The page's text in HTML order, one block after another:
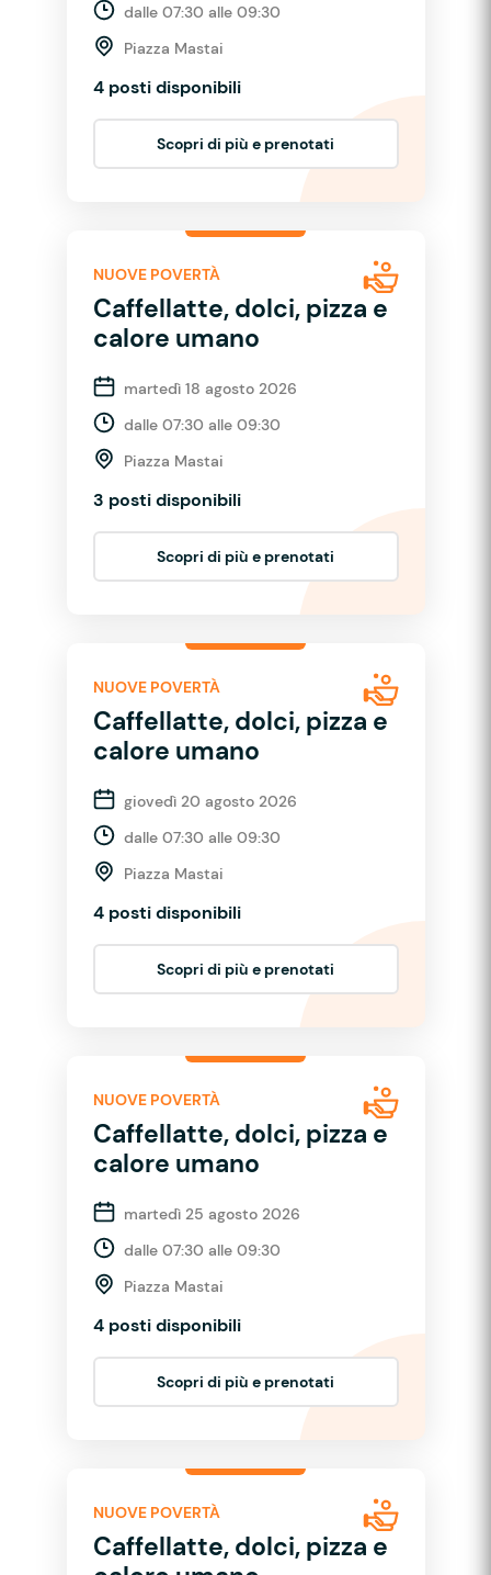
dalle 07:30 alle 09:30
Piazza Mastai
4 posti disponibili
Scopri di più e prenotati
NUOVE POVERTÀ
Caffellatte, dolci, pizza e
calore umano
martedì 18 agosto 2026
dalle 07:30 alle 09:30
Piazza Mastai
3 posti disponibili
Scopri di più e prenotati
NUOVE POVERTÀ
Caffellatte, dolci, pizza e
calore umano
giovedì 20 agosto 2026
dalle 07:30 alle 09:30
Piazza Mastai
4 posti disponibili
Scopri di più e prenotati
NUOVE POVERTÀ
Caffellatte, dolci, pizza e
calore umano
martedì 25 agosto 2026
dalle 07:30 alle 09:30
Piazza Mastai
4 posti disponibili
Scopri di più e prenotati
NUOVE POVERTÀ
Caffellatte, dolci, pizza e